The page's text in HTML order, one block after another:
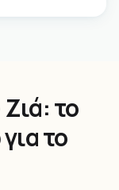
το
το